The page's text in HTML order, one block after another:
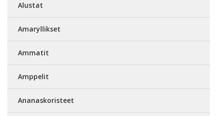
Alustat
Amaryllikset
Ammatit
Amppelit
Ananaskoristeet